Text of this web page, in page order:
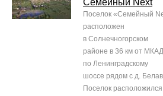
Семейный Next
Поселок «Семейный
расположен
в Солнечногорском
районе в 36 км от МКАД
по Ленинградскому
шоссе рядом с д.
Поселок